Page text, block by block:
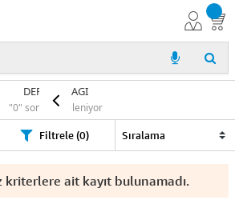
DEPO KAPAGI
"0" sonuç listeleniyor
Filtrele (0)
kriterlere ait kayıt bulunamadı.